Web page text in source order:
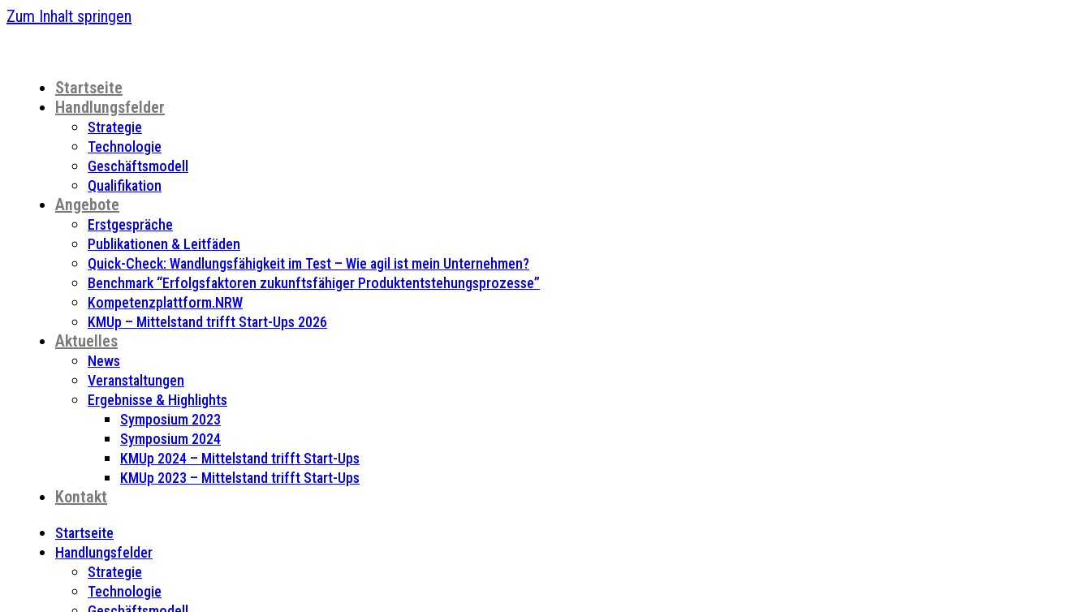
Zum Inhalt springen
Startseite
Handlungsfelder
Strategie
Technologie
Geschäftsmodell
Qualifikation
Angebote
Erstgespräche
Publikationen & Leitfäden
Quick-Check: Wandlungsfähigkeit im Test – Wie agil ist mein Unternehmen?
Benchmark “Erfolgsfaktoren zukunftsfähiger Produktentstehungsprozesse”
Kompetenzplattform.NRW
KMUp – Mittelstand trifft Start-Ups 2026
Aktuelles
News
Veranstaltungen
Ergebnisse & Highlights
Symposium 2023
Symposium 2024
KMUp 2024 – Mittelstand trifft Start-Ups
KMUp 2023 – Mittelstand trifft Start-Ups
Kontakt
Startseite
Handlungsfelder
Strategie
Technologie